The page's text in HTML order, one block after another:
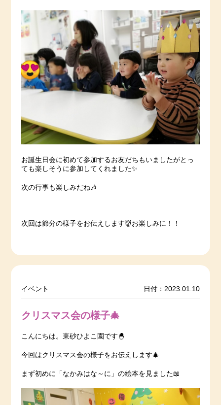
お誕生日会に初めて参加するお友だちもいましたがとっ
ても楽しそうに参加してくれました✨
次の行事も楽しみだね🎶
次回は節分の様子をお伝えします👹お楽しみに！！
イベント 日付：2023.01.10
クリスマス会の様子🎄
こんにちは。東砂ひよこ園です🐣
今回はクリスマス会の様子をお伝えします🎄
まず初めに「なかみはな～に」の絵本を見ました📖